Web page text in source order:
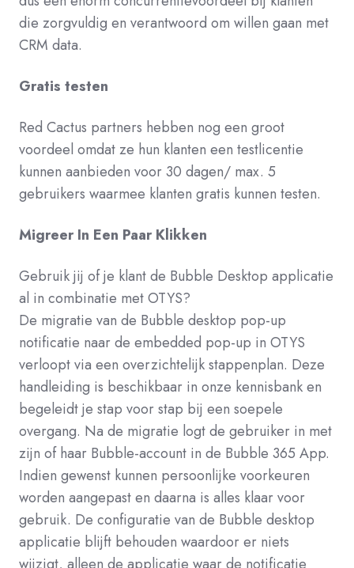
die zorgvuldig en verantwoord om willen gaan met
CRM data.
Gratis testen
Red Cactus partners hebben nog een groot
voordeel omdat ze hun klanten een testlicentie
kunnen aanbieden voor 30 dagen/ max. 5
gebruikers waarmee klanten gratis kunnen testen.
Migreer In Een Paar Klikken
Gebruik jij of je klant de Bubble Desktop applicatie
al in combinatie met OTYS?
De migratie van de Bubble desktop pop-up
notificatie naar de embedded pop-up in OTYS
verloopt via een overzichtelijk stappenplan. Deze
handleiding is beschikbaar in onze kennisbank en
begeleidt je stap voor stap bij een soepele
overgang. Na de migratie logt de gebruiker in met
zijn of haar Bubble-account in de Bubble 365 App.
Indien gewenst kunnen persoonlijke voorkeuren
worden aangepast en daarna is alles klaar voor
gebruik. De configuratie van de Bubble desktop
applicatie blijft behouden waardoor er niets